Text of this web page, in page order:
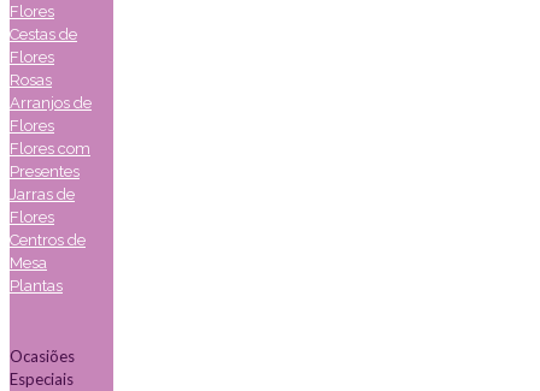
Flores
Cestas de
Flores
Rosas
Arranjos de
Flores
Flores com
Presentes
Jarras de
Flores
Centros de
Mesa
Plantas
Ocasiões
Especiais